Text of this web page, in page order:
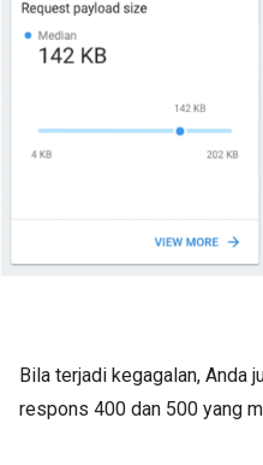
Bila terjadi kegagalan, Anda
respons 400 dan 500 yang